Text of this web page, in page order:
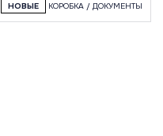
НОВЫЕ КОРОБКА / ДОКУМЕНТЫ